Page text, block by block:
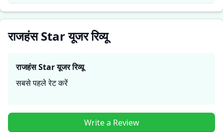
राजहंस Star यूजर रिव्यू
राजहंस Starयूजर रिव्यू
सबसे पहले रेट करें
Write a Review